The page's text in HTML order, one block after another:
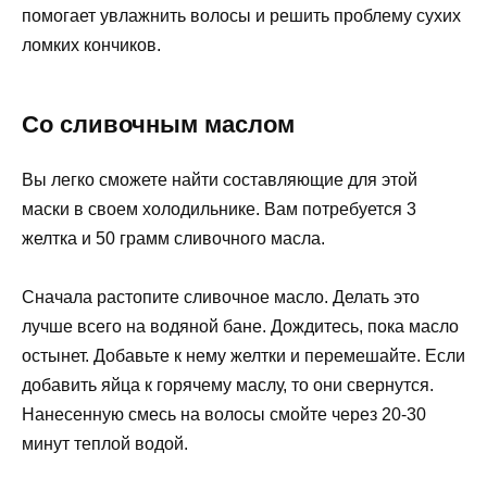
помогает увлажнить волосы и решить проблему сухих
ломких кончиков.
Со сливочным маслом
Вы легко сможете найти составляющие для этой
маски в своем холодильнике. Вам потребуется 3
желтка и 50 грамм сливочного масла.
Сначала растопите сливочное масло. Делать это
лучше всего на водяной бане. Дождитесь, пока масло
остынет. Добавьте к нему желтки и перемешайте. Если
добавить яйца к горячему маслу, то они свернутся.
Нанесенную смесь на волосы смойте через 20-30
минут теплой водой.